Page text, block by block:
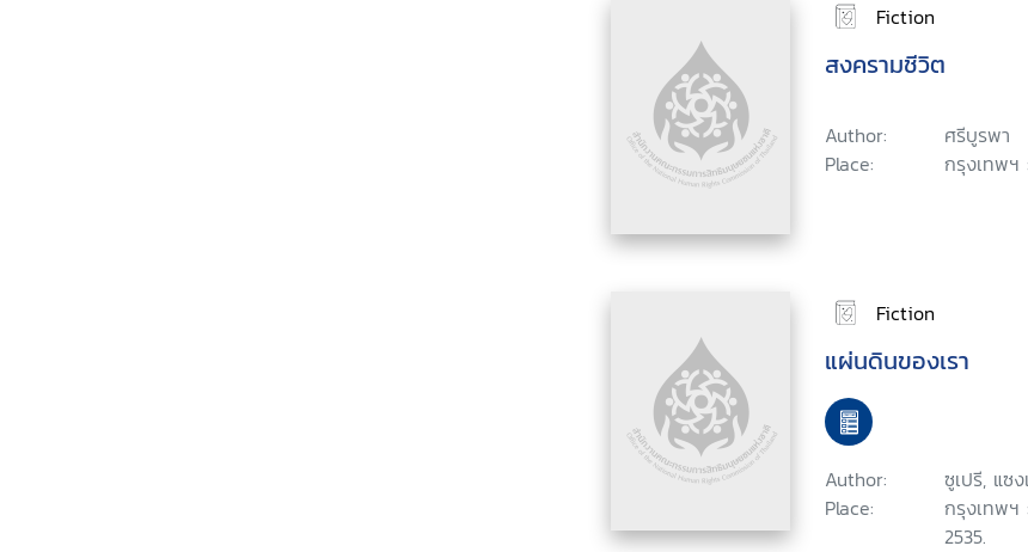
Fiction
สงครามชีวิต
Author:
ศรีบูรพา
Place:
กรุงเทพฯ
Fiction
แผ่นดินของเรา
Author:
ซูเปรี, แซ
Place:
กรุงเทพฯ
2535.